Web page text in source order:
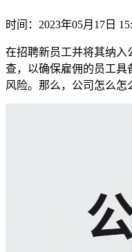
时间：2023年05月17日
在招聘新员工并将其纳入
查，以确保雇佣的员工具
风险。那么，公司怎么怎